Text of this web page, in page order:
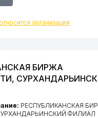
организация
БИРЖА
РЕСПУБЛИКАНСКАЯ
ФИЛИАЛ